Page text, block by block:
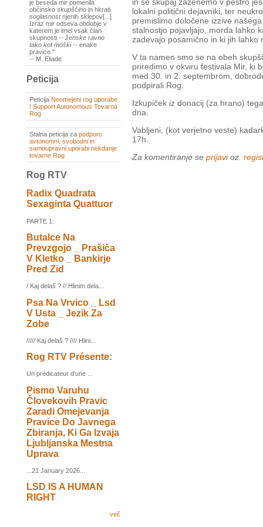
je beseda mir pomenila
občinsko skupščino in hkrati
soglasnostnjenih sklepov[...]
Izraz mir odseva obdobje v
katerem je imel vsak član
skupnosti -- ženske ravno
tako kot moški-- enake
pravice."
-- M. Eliade
Peticija
Peticija Neomejeni rog uporabe
/ Support Autonomous Tovarna
Rog
Stalna peticija za podporo
avtonomni, svobodni in
samoupravni uporabi nekdanje
tovarne Rog
Rog RTV
Radix Quadrata
Sexaginta Quattuor
PARTE 1:
Butalce Na
Prevzgojo _ Prašiča
V Kletko _ Bankirje
Pred Zid
/ Kaj delaš ? // Hlinim dela...
Psa Na Vrvico _ Lsd
V Usta _ Jezik Za
Zobe
///// Kaj delaš ? //// Hlini...
Rog RTV Présente:
Un prédicateur d'une ...
Pismo Varuhu
Človekovih Pravic
Zaradi Omejevanja
Pravice Do Javnega
Zbiranja, Ki Ga Izvaja
Ljubljanska Mestna
Uprava
...21 January 2026...
LSD IS A HUMAN
RIGHT
več
in se skupaj zaženemo v pestro
lokalni politični dejavniki, ter
premislimo določene izzive
stalnostjo pojavljajo, morda lahko
zadevajo posamično in ki jih lahko
V ta namen smo se na obeh
priredimo v okviru festivala Mir, ki
med 30. in 2. septembrom,
podpirali Rog.
Izkupiček iz donacij (za hrano)
dna.
Vabljeni, (kot verjetno veste)
17h.
Za komentiranje se prijavioz.